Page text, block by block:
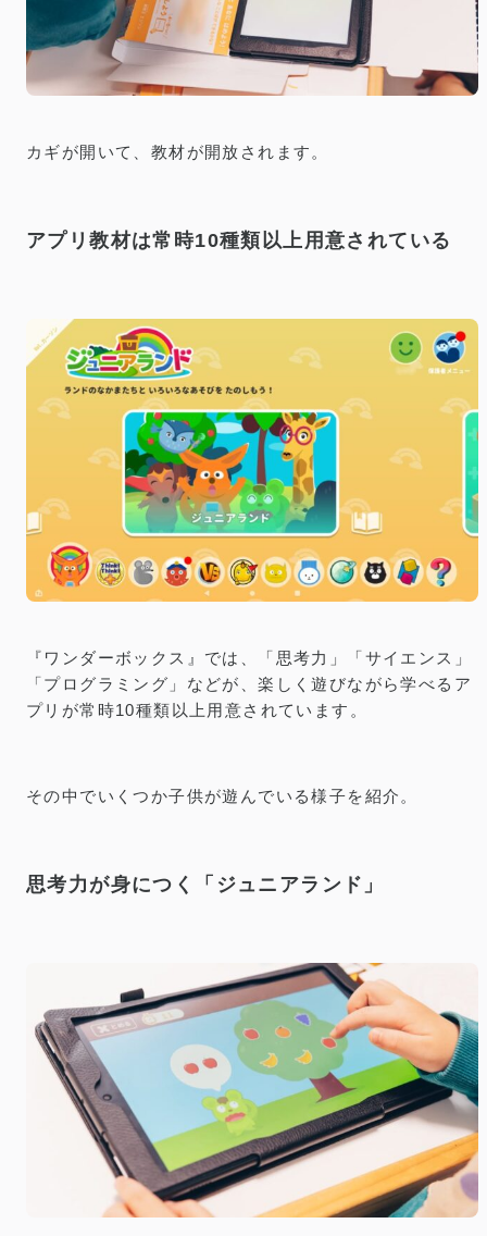
カギが開いて、教材が開放されます。
アプリ教材は常時10種類以上用意されている
『ワンダーボックス』では、「思考力」「サイエンス」
「プログラミング」などが、楽しく遊びながら学べるア
プリが常時10種類以上用意されています。
その中でいくつか子供が遊んでいる様子を紹介。
思考力が身につく「ジュニアランド」